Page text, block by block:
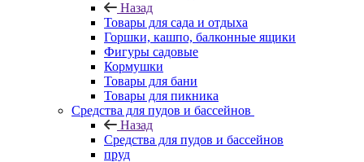
Назад
Товары для сада и отдыха
Горшки, кашпо, балконные ящики
Фигуры садовые
Кормушки
Товары для бани
Товары для пикника
Средства для пудов и бассейнов
Назад
Средства для пудов и бассейнов
пруд